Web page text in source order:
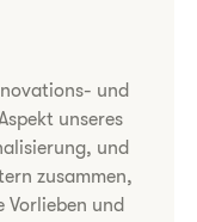
und
unseres
und
zusammen,
Vorlieben und